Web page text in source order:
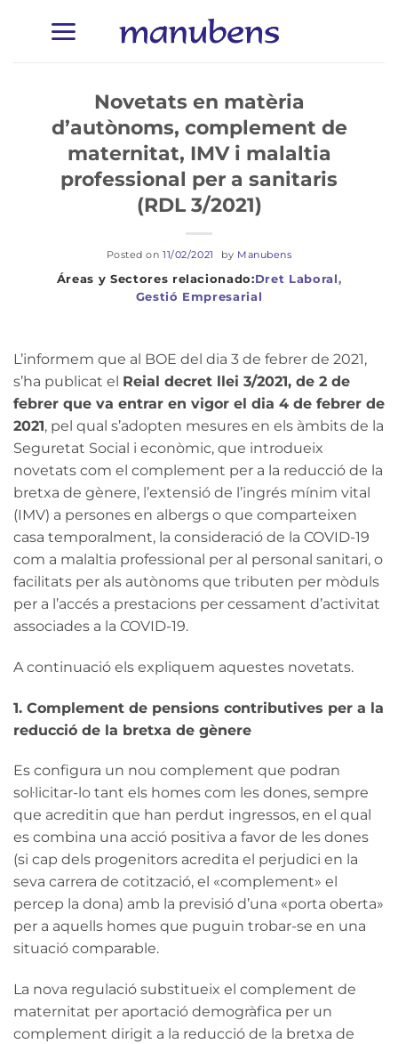
Dret Laboral,
Gestió Empresarial
Novetats en matèria
d’autònoms, complement de
maternitat, IMV i malaltia
professional per a sanitaris
(RDL 3/2021)
Posted on11/02/2021 by Manubens
L’informem que al BOE del dia 3 de febrer de 2021,
s’ha publicat el Reial decret llei 3/2021, de 2 de
febrer que va entrar en vigor el dia 4 de febrer de
2021, pel qual s’adopten mesures en els àmbits de la
Seguretat Social i econòmic, que introdueix
novetats com el complement per a la reducció de la
bretxa de gènere, l’extensió de l’ingrés mínim vital
(IMV) a persones en albergs o que comparteixen
casa temporalment, la consideració de la COVID-19
com a malaltia professional per al personal sanitari, o
facilitats per als autònoms que tributen per mòduls
per a l’accés a prestacions per cessament d’activitat
associades a la COVID-19.
A continuació els expliquem aquestes novetats.
1. Complement de pensions contributives per a la
reducció de la bretxa de gènere
Es configura un nou complement que podran
sol·licitar-lo tant els homes com les dones, sempre
que acreditin que han perdut ingressos, en el qual
es combina una acció positiva a favor de les dones
(si cap dels progenitors acredita el perjudici en la
seva carrera de cotització, el «complement» el
percep la dona) amb la previsió d’una «porta oberta»
per a aquells homes que puguin trobar-se en una
situació comparable.
La nova regulació substitueix el complement de
maternitat per aportació demogràfica per un
complement dirigit a la reducció de la bretxa de